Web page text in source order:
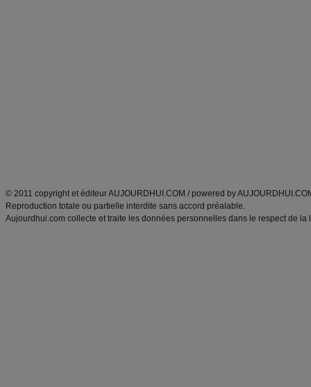
© 2011 copyright et éditeur AUJOURDHUI.COM / powered by
Reproduction totale ou partielle interdite sans accord préalable.
Aujourdhui.com collecte et traite les données personnelles dans le respect de